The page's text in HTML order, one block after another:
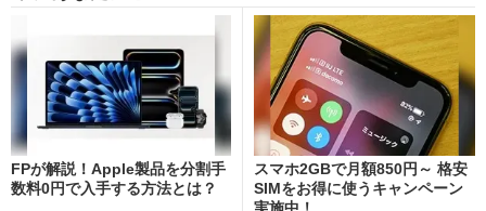
FPが解説！Apple製品を分割手
数料0円で入手する方法とは？
スマホ2GBで月額850円～ 格安
SIMをお得に使うキャンペーン
実施中！